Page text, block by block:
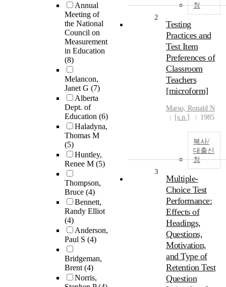
Annual
Meeting of
the National
Council on
Measurement
in Education
(8)
Melancon,
Janet G (7)
Alberta
Dept. of
Education (6)
Haladyna,
Thomas M
(5)
Huntley,
Renee M (5)
Thompson,
Bruce (4)
Bennett,
Randy Elliot
(4)
Anderson,
Paul S (4)
Bridgeman,
Brent(4)
Norris,
청
2
Testing
Practices and
Test Item
Preferences of
Classroom
Teachers
[microform]
Marso, Ronald N
[s.n.]
1985
복사/
대출신
청
3
Multiple-
Choice Test
Performance:
Effects of
Headings,
Questions,
Motivation,
and Type of
Retention Test
Question